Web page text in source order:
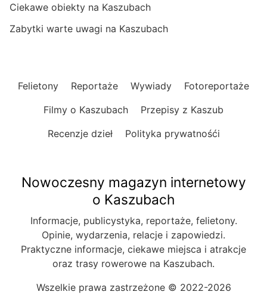
Ciekawe obiekty na Kaszubach
Zabytki warte uwagi na Kaszubach
Felietony Reportaże Wywiady
Fotoreportaże
Filmy o Kaszubach
Przepisy z Kaszub
Recenzje dzieł
Polityka prywatnośći
Nowoczesny magazyn internetowy
o Kaszubach
Informacje, publicystyka, reportaże, felietony.
Opinie, wydarzenia, relacje i zapowiedzi.
Praktyczne informacje, ciekawe miejsca i atrakcje
oraz trasy rowerowe na Kaszubach.
Wszelkie prawa zastrzeżone © 2022-2026